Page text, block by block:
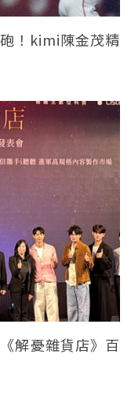
！kimi陳金茂精
解憂雜貨店》百